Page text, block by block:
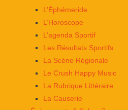
L’Éphémeride
L’Horoscope
L’agenda Sportif
Les Résultats Sportifs
La Scène Régionale
Le Crush Happy Music
La Rubrique Littéraire
La Causerie